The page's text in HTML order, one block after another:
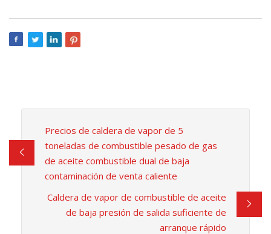
Precios de caldera de vapor de 5
toneladas de combustible pesado de gas
de aceite combustible dual de baja
contaminación de venta caliente
Caldera de vapor de combustible de aceite
de baja presión de salida suficiente de
arranque rápido